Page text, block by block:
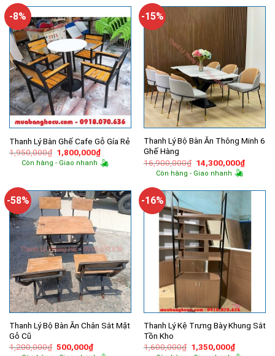
4,550,000₫.
-8%
Thanh Lý Bàn Ghế Cafe Gỗ Gía Rẻ
1,950,000₫ Giá
gốc
là:
1,800,000₫Giá
hiện
tại
Còn hàng - Giao nhanh
-15%
Thanh Lý Bộ Bàn Ăn Thông Minh 6
Ghế Hàng
16,900,000₫ Giá
gốc
là:
14,300,000₫Giá
hiện
Còn hàng - Giao nhanh
-58%
Thanh Lý Bộ Bàn Ăn Chân Sắt Mặt
Gỗ Cũ
1,200,000₫ Giá
500,000₫Giá
-16%
Thanh Lý Kệ Trưng Bày Khung Sắt
Tồn Kho
1,600,000₫ Giá
1,350,000₫Giá